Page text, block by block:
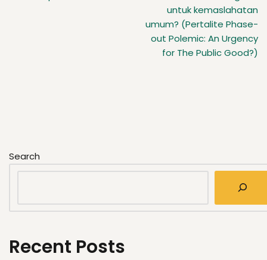
untuk kemaslahatan
umum? (Pertalite Phase-
out Polemic: An Urgency
for The Public Good?)
Search
Recent Posts